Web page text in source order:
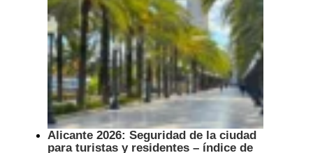
Alicante 2026: Seguridad de la ciudad
para turistas y residentes – índice de